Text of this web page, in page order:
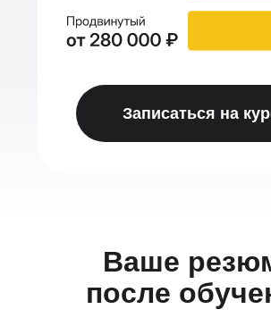
Записаться на
Ваше
после